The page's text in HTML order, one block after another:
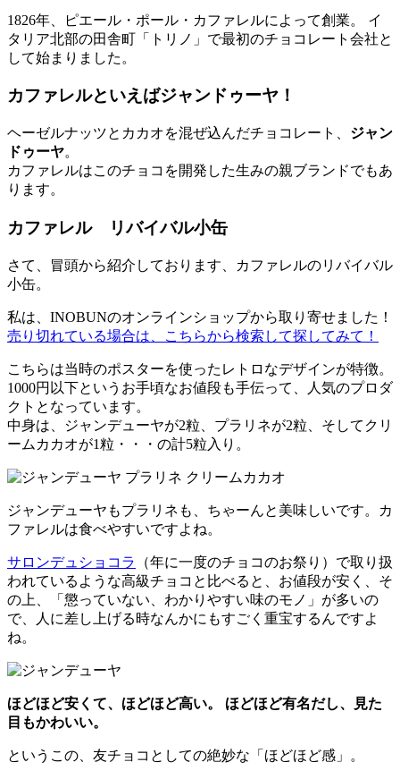
1826年、ピエール・ポール・カファレルによって創業。 イ
タリア北部の田舎町「トリノ」で最初のチョコレート会社と
して始まりました。
カファレルといえばジャンドゥーヤ！
ヘーゼルナッツとカカオを混ぜ込んだチョコレート、 ジャン
ドゥーヤ。
カファレルはこのチョコを開発した生みの親ブランドでもあ
ります。
カファレル リバイバル小缶
さて、冒頭から紹介しております、カファレルのリバイバル
小缶。
私は、INOBUNのオンラインショップから取り寄せました！
売り切れている場合は、こちらから検索して探してみて！
こちらは当時のポスターを使ったレトロなデザインが特徴。
1000円以下というお手頃なお値段も手伝って、人気のプロダ
クトとなっています。
中身は、ジャンデューヤが2粒、プラリネが2粒、そしてクリ
ームカカオが1粒・・・の計5粒入り。
ジャンデューヤもプラリネも、ちゃーんと美味しいです。カ
ファレルは食べやすいですよね。
サロンデュショコラ
（年に一度のチョコのお祭り）で取り扱
われているような高級チョコと比べると、お値段が安く、そ
の上、「懲っていない、わかりやすい味のモノ」が多いの
で、人に差し上げる時なんかにもすごく重宝するんですよ
ね。
ほどほど安くて、ほどほど高い。 ほどほど有名だし、見た
目もかわいい。
というこの、友チョコとしての絶妙な「ほどほど感」。